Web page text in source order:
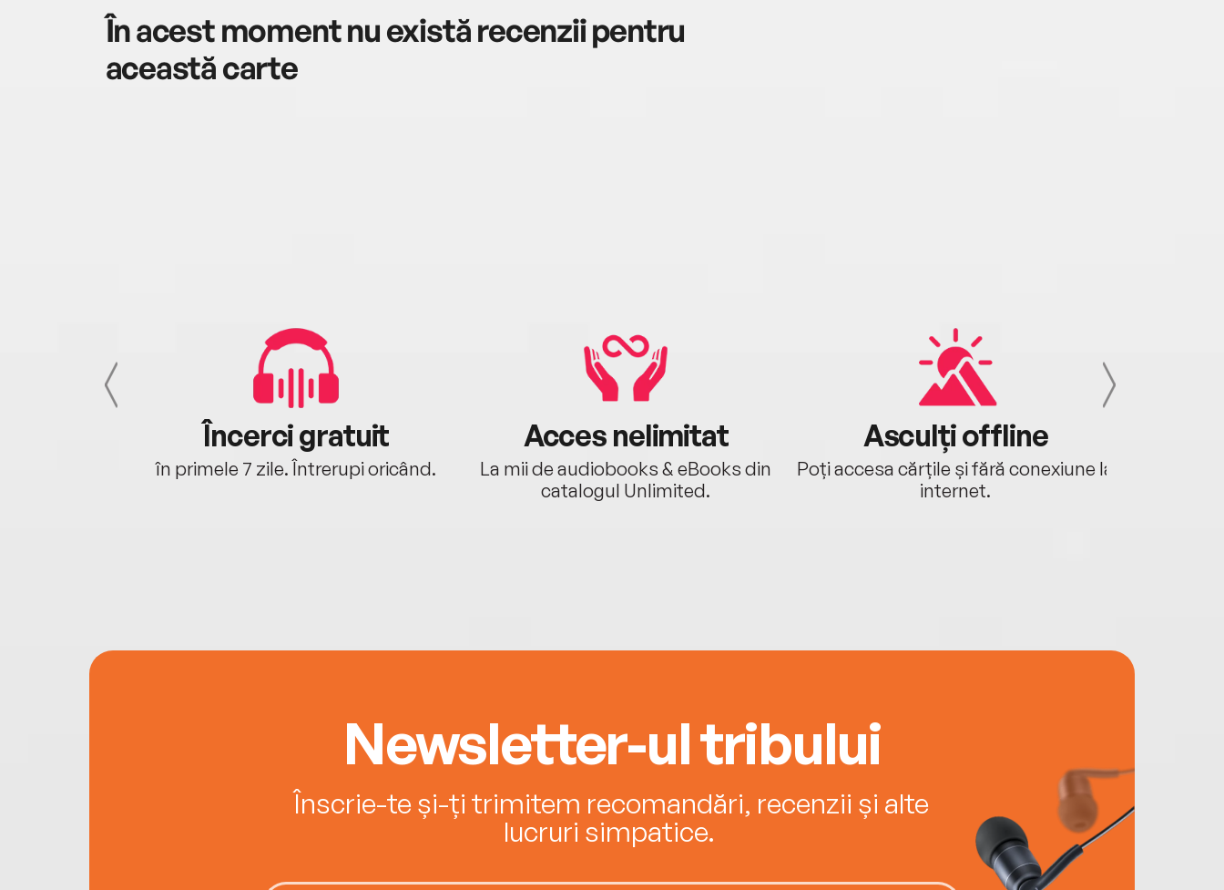
În acest moment nu există recenzii pentru
această carte
Încerci gratuit
în primele 7 zile. Întrerupi oricând.
Acces nelimitat
La mii de audiobooks & eBooks din
catalogul Unlimited.
Asculți offline
Poți accesa cărțile și fără conexiune la
internet.
Newsletter-ul tribului
Înscrie-te și-ți trimitem recomandări, recenzii și alte
lucruri simpatice.